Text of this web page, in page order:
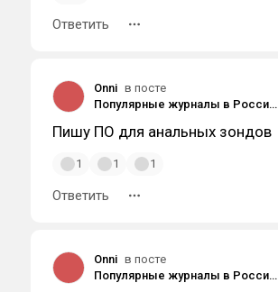
Ответить
Onni в посте
Популярные журналы в России 90-х и нулевых
Пишу ПО для анальных зондов
1 1 1
Ответить
Onni в посте
Популярные журналы в России 90-х и нулевых